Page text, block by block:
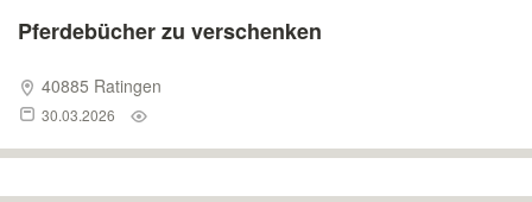
Pferdebücher zu verschenken
40885 Ratingen
30.03.2026